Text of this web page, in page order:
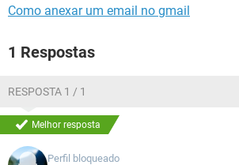
Como anexar um email no gmail
1 Respostas
RESPOSTA 1 / 1
Melhor resposta
Perfil bloqueado